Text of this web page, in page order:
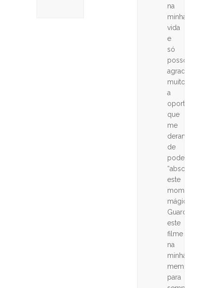
na
minha
vida
e
só
posso
agradecer
muito
a
oportunidade
que
me
deram
de
poder
“absorver”
este
momento
mágico.
Guardarei
este
filme
na
minha
memória
para